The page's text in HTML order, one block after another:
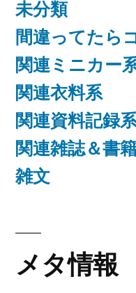
未分類
間違ってたら
関連ミニカー
関連衣料系
関連資料記録
関連雑誌＆書
雑文
メタ情報